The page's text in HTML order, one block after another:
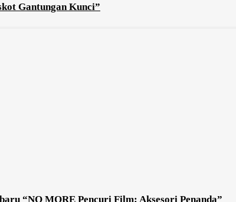
Gantungan Kunci”
“NO MORE Pencuri Film: Aksesori Penanda”